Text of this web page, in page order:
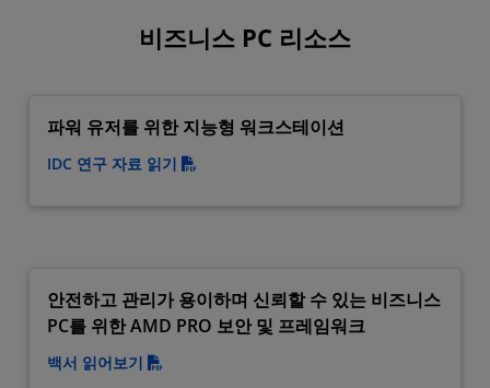
비즈니스 PC 리소스
파워 유저를 위한 지능형 워크스테이션
IDC 연구 자료 읽기
안전하고 관리가 용이하며 신뢰할 수 있는 비즈니스
PC를 위한 AMD PRO 보안 및 프레임워크
백서 읽어보기